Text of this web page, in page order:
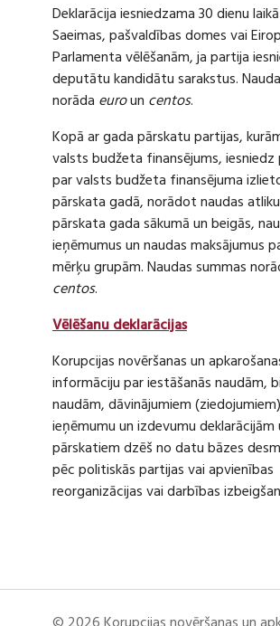
Deklarācija iesniedzama 30 dienu
Saeimas, pašvaldības domes vai
Parlamenta vēlēšanām, ja partija
deputātu kandidātu sarakstus.
norāda euroun centos.
Kopā ar gada pārskatu partijas,
valsts budžeta finansējums, iesniedz
par valsts budžeta finansējuma
pārskata gadā, norādot naudas
pārskata gada sākumā un beigās,
ieņēmumus un naudas maksājumus
mērķu grupām. Naudas summas
centos.
Vēlēšanu deklarācijas
Korupcijas novēršanas un
informāciju par iestāšanās naudām,
naudām, dāvinājumiem
ieņēmumu un izdevumu deklarācijām
pārskatiem dzēš no datu bāzes
pēc politiskās partijas vai apvienības
reorganizācijas vai darbības